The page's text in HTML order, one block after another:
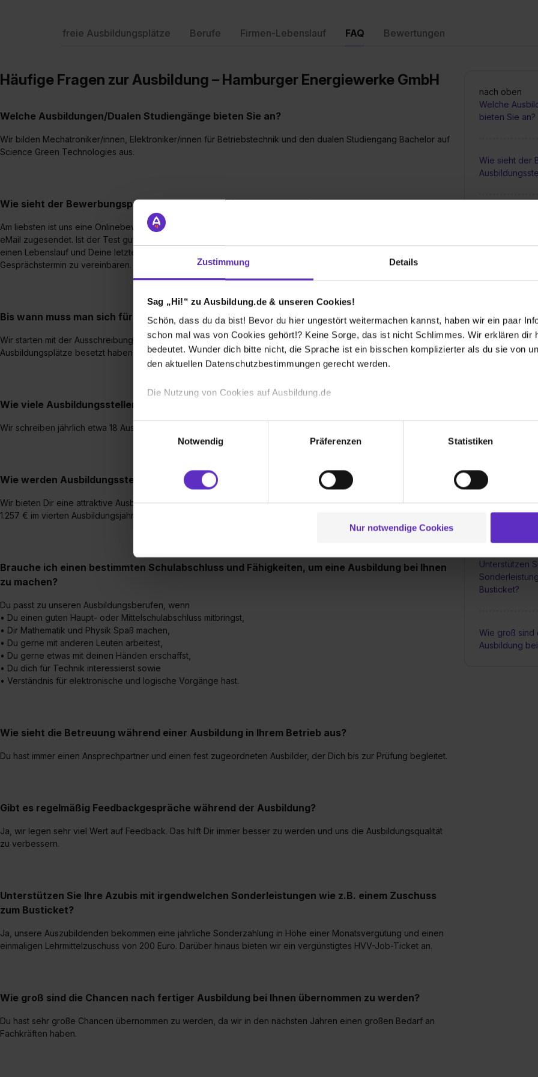
Zustimmung Details
Sag „Hi!“ zu Ausbildung.de & unseren Cookies!
Schön, dass du da bist! Bevor du hier ungestört weitermachen kannst, haben wir ein paar
schon mal was von Cookies gehört!? Keine Sorge, das ist nicht Schlimmes. Wir erklären dir
bedeutet. Wunder dich bitte nicht, die Sprache ist ein bisschen komplizierter als du sie von
den aktuellen Datenschutzbestimmungen gerecht werden.
Die Nutzung von Cookies auf Ausbildung.de
Wir verwenden Cookies zur technischen Funktion unserer Webseite („Notwendig“), um von
Webseite getroffenen Einstellungen zu speichern ( „Präferenzen“), die Zugriffe auf unsere
(„Statistiken“), um Informationen zu deiner Verwendung unserer Website an unsere Partner
Partner führen diese Informationen möglicherweise mit weiteren Daten zusammen, die du
zu. . In diesem Fall sowie bei der separaten Aktivierung von „Social Media und Marketing“
Erlaubnis hierfür kannst du auch später noch im Einzelfall bei dem jeweiligen Inhalt erteilen.
Verwendungszwecke zulassen, triff deine Auswahl über die Checkboxen und klick auf
Einwilligung zur Platzierung von Cookies der Kategorien „Präferenzen“, „Statistiken“ und
umfasst hierbei die Einwilligung zur Übermittlung deiner Daten in die USA (Art. 49 Abs. 1 S. 1
verfügen über kein angemessenes Datenschutzniveau (EuGH – Schrems II). Du kannst die
jederzeit mit Wirkung für die Zukunft ganz oder teilweise über unsere Datenschutzerklärung
„Datenschutz-Einstellungen“ widerrufen. Weitere Informationen zu den einzelnen Cookies
„Details zeigen“. Weitere Informationen:
Einwilligungsauswahl
Notwendig
Präferenzen Statistiken
Nur notwendige Cookies
freie Ausbildungsplätze Berufe Firmen-Lebenslauf FAQ Bewertungen
nach oben
Welche
bieten Sie an?
Wie sieht der
Bis wann
Wie werden
vergütet?
Wie sieht die
Unterstützen
Busticket?
Wie groß sind
Ausbildung
Häufige Fragen zur Ausbildung – Hamburger Energiewerke GmbH
Welche Ausbildungen/Dualen Studiengänge bieten Sie an?
Wir bilden Mechatroniker/innen, Elektroniker/innen für Betriebstechnik und den dualen Studiengang Bachelor auf
Science Green Technologies aus.
Wie sieht der Bewerbungsprozess für eine Ausbildungsstelle bei Ihnen aus?
Am liebsten ist uns eine Onlinebewerbung. Nach kurzer Registrierung bekommst Du einen Link für den Test per
eMail zugesendet. Ist der Test gut gelaufen, bitten wir Dich Deine Bewerbung mit einem Motivationsschreiben,
einen Lebenslauf und Deine letzten zwei Schulzeugnissen zu vervollständigen. Wir melden uns dann um ein
Gesprächstermin zu vereinbaren. Wenn wir uns einig werden, erhältst Du einen Ausbildungsvertrag.
Bis wann muss man sich für einen Ausbildungsplatz bewerben?
Wir starten mit der Ausschreibung gut ein Jahr im voraus und schließen die Stellen, wenn wir alle
Ausbildungsplätze besetzt haben.
Wie viele Ausbildungsstellen werden jährlich bei Ihnen ausgeschrieben?
Wir schreiben jährlich etwa 18 Ausbildungsstellen aus.
Wie werden Ausbildungsstellen bei Ihnen vergütet?
Wir bieten Dir eine attraktive Ausbildungsvergütung von rund 1.047 € im ersten Ausbildungsjahr die bis auf rund
1.257 € im vierten Ausbildungsjahr steigt. Zudem bekommt jeder zu Weinachten eine 13. Monatsvergütung.
Brauche ich einen bestimmten Schulabschluss und Fähigkeiten, um eine Ausbildung bei Ihnen
zu machen?
Du passt zu unseren Ausbildungsberufen, wenn
• Du einen guten Haupt- oder Mittelschulabschluss mitbringst,
• Dir Mathematik und Physik Spaß machen,
• Du gerne mit anderen Leuten arbeitest,
• Du gerne etwas mit deinen Händen erschaffst,
• Du dich für Technik interessierst sowie
• Verständnis für elektronische und logische Vorgänge hast.
Wie sieht die Betreuung während einer Ausbildung in Ihrem Betrieb aus?
Du hast immer einen Ansprechpartner und einen fest zugeordneten Ausbilder, der Dich bis zur Prüfung begleitet.
Gibt es regelmäßig Feedbackgespräche während der Ausbildung?
Ja, wir legen sehr viel Wert auf Feedback. Das hilft Dir immer besser zu werden und uns die Ausbildungsqualität
zu verbessern.
Unterstützen Sie Ihre Azubis mit irgendwelchen Sonderleistungen wie z.B. einem Zuschuss
zum Busticket?
Ja, unsere Auszubildenden bekommen eine jährliche Sonderzahlung in Höhe einer Monatsvergütung und einen
einmaligen Lehrmittelzuschuss von 200 Euro. Darüber hinaus bieten wir ein vergünstigtes HVV-Job-Ticket an.
Wie groß sind die Chancen nach fertiger Ausbildung bei Ihnen übernommen zu werden?
Du hast sehr große Chancen übernommen zu werden, da wir in den nächsten Jahren einen großen Bedarf an
Fachkräften haben.